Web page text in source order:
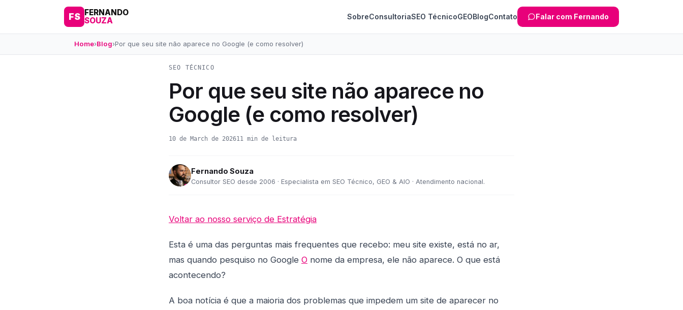
FS FERNANDO
SOUZA
SobreConsultoriaSEO TécnicoGEOBlogContato Falar com Fernando
Home›Blog›Por que seu site não aparece no Google (e como resolver)
SEO TÉCNICO
Por que seu site não aparece no
Google (e como resolver)
10 de March de 202611 min de leitura
Fernando Souza
Consultor SEO desde 2006 · Especialista em SEO Técnico, GEO & AIO · Atendimento nacional.
Voltar ao nosso serviço de Estratégia
Esta é uma das perguntas mais frequentes que recebo: meu site existe, está no ar,
mas quando pesquiso no Google O nome da empresa, ele não aparece. O que está
acontecendo?
A boa notícia é que a maioria dos problemas que impedem um site de aparecer no